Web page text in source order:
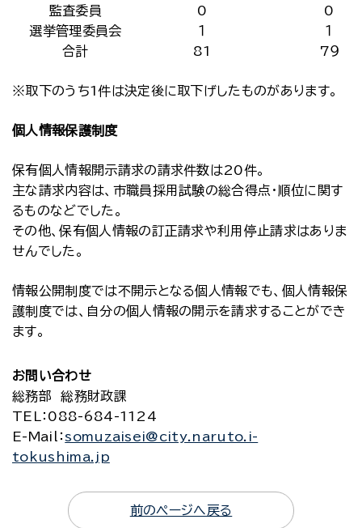
監査委員
0
0
選挙管理委員会
１
１
合計
81 7９
※取下のうち1件は決定後に取下げしたものがあります。
個人情報保護制度
保有個人情報開示請求の請求件数は20件。
主な請求内容は、市職員採用試験の総合得点・順位に関す
るものなどでした。
その他、保有個人情報の訂正請求や利用停止請求はありま
せんでした。
情報公開制度では不開示となる個人情報でも、個人情報保
護制度では、自分の個人情報の開示を請求することができ
ます。
お問い合わせ
総務部 総務財政課
TEL
：088-684-1124
E-Mail
： somuzaisei@city.naruto.i-
tokushima.jp
前のページへ戻る